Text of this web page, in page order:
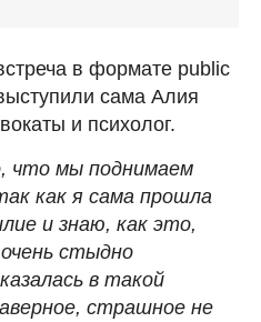
в формате public
сама Алия
и психолог.
что мы поднимаем
как я сама прошла
и знаю, как это,
стыдно
в такой
страшное не